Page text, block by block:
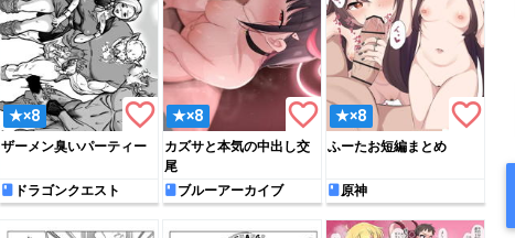
★×8 favorite_border
ザーメン臭いパーティー
ドラゴンクエスト
★×8 favorite_border
カズサと本気の中出し交
尾
ブルーアーカイブ
★×8 favorite_border
ふーたお短編まとめ
原神